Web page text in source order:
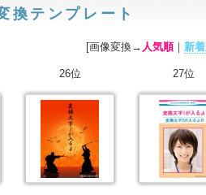
換テンプレート
[画像変換→ 人気順｜ 新
26位 27位